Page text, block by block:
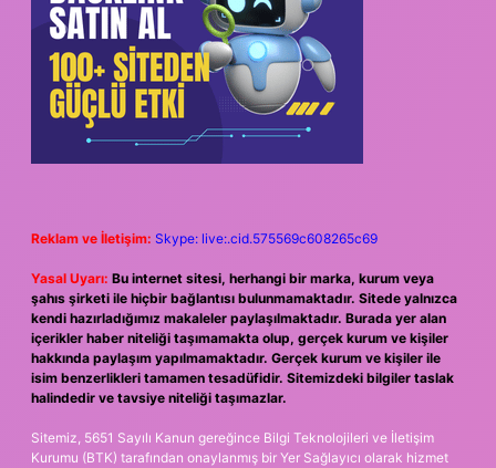
Reklam ve İletişim: Skype: live:.cid.575569c608265c69
Yasal Uyarı: Bu internet sitesi, herhangi bir marka, kurum veya
şahıs şirketi ile hiçbir bağlantısı bulunmamaktadır. Sitede yalnızca
kendi hazırladığımız makaleler paylaşılmaktadır. Burada yer alan
içerikler haber niteliği taşımamakta olup, gerçek kurum ve kişiler
hakkında paylaşım yapılmamaktadır. Gerçek kurum ve kişiler ile
isim benzerlikleri tamamen tesadüfidir. Sitemizdeki bilgiler taslak
halindedir ve tavsiye niteliği taşımazlar.
Sitemiz, 5651 Sayılı Kanun gereğince Bilgi Teknolojileri ve İletişim
Kurumu (BTK) tarafından onaylanmış bir Yer Sağlayıcı olarak hizmet